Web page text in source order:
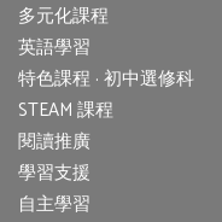
多元化課程
英語學習
特色課程 · 初中選修科
STEAM 課程
閱讀推廣
學習支援
自主學習